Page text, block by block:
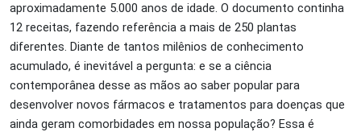
aproximadamente 5.000 anos de idade. O documento continha
12 receitas, fazendo referência a mais de 250 plantas
diferentes. Diante de tantos milênios de conhecimento
acumulado, é inevitável a pergunta: e se a ciência
contemporânea desse as mãos ao saber popular para
desenvolver novos fármacos e tratamentos para doenças que
ainda geram comorbidades em nossa população? Essa é